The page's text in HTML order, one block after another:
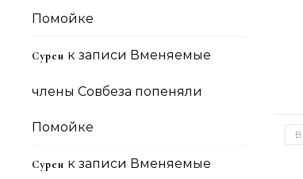
Помойке
Сурен к записи Вменяемые
члены Совбеза попеняли
Помойке
Сурен к записи Вменяемые